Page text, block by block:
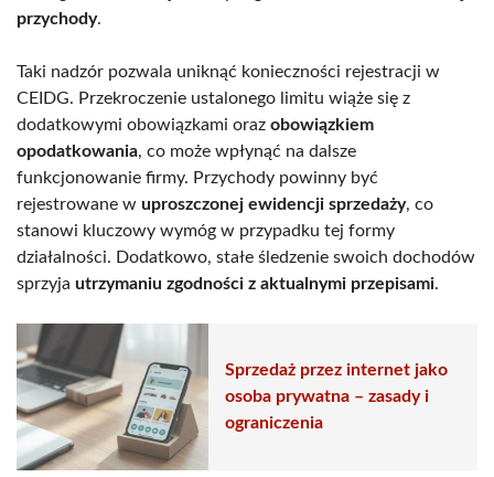
przychody.
Taki nadzór pozwala uniknąć konieczności rejestracji w
CEIDG. Przekroczenie ustalonego limitu wiąże się z
dodatkowymi obowiązkami oraz obowiązkiem
opodatkowania, co może wpłynąć na dalsze
funkcjonowanie firmy. Przychody powinny być
rejestrowane w uproszczonej ewidencji sprzedaży, co
stanowi kluczowy wymóg w przypadku tej formy
działalności. Dodatkowo, stałe śledzenie swoich dochodów
sprzyja utrzymaniu zgodności z aktualnymi przepisami.
Sprzedaż przez internet jako
osoba prywatna – zasady i
ograniczenia